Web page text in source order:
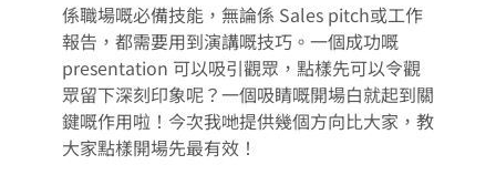
係職場嘅必備技能，無論係 Sales pitch或工作
報告，都需要用到演講嘅技巧。一個成功嘅
presentation 可以吸引觀眾，點樣先可以令觀
眾留下深刻印象呢？一個吸睛嘅開場白就起到關
鍵嘅作用啦！今次我哋提供幾個方向比大家，教
大家點樣開場先最有效！